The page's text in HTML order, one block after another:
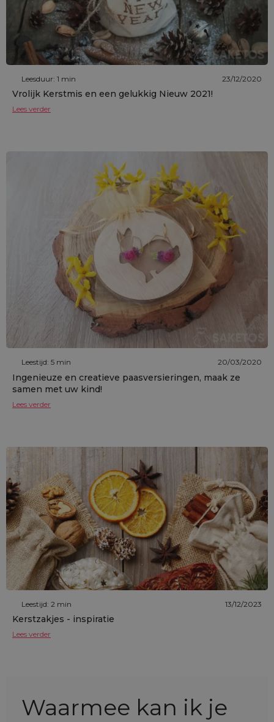
Leesduur: 1 min 23/12/2020
Vrolijk Kerstmis en een gelukkig Nieuw 2021!
Lees verder
Leestijd: 5 min 20/03/2020
Ingenieuze en creatieve paasversieringen, maak ze
samen met uw kind!
Lees verder
Leestijd: 2 min 13/12/2023
Kerstzakjes - inspiratie
Lees verder
Waarmee kan ik je